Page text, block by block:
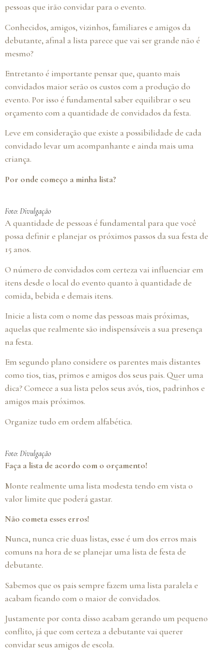
pessoas que irão convidar para o evento.
Conhecidos, amigos, vizinhos, familiares e amigos da
debutante, afinal a lista parece que vai ser grande não é
mesmo?
Entretanto é importante pensar que, quanto mais
convidados maior serão os custos com a produção do
evento. Por isso é fundamental saber equilibrar o seu
orçamento com a quantidade de convidados da festa.
Leve em consideração que existe a possibilidade de cada
convidado levar um acompanhante e ainda mais uma
criança.
Por onde começo a minha lista?
Foto: Divulgação
A quantidade de pessoas é fundamental para que você
possa definir e planejar os próximos passos da sua festa de
15 anos.
O número de convidados com certeza vai influenciar em
itens desde o local do evento quanto à quantidade de
comida, bebida e demais itens.
Inicie a lista com o nome das pessoas mais próximas,
aquelas que realmente são indispensáveis a sua presença
na festa.
Em segundo plano considere os parentes mais distantes
como tios, tias, primos e amigos dos seus pais. Quer uma
dica? Comece a sua lista pelos seus avós, tios, padrinhos e
amigos mais próximos.
Organize tudo em ordem alfabética.
Foto: Divulgação
Faça a lista de acordo com o orçamento!
Monte realmente uma lista modesta tendo em vista o
valor limite que poderá gastar.
Não cometa esses erros!
Nunca, nunca crie duas listas, esse é um dos erros mais
comuns na hora de se planejar uma lista de festa de
debutante.
Sabemos que os pais sempre fazem uma lista paralela e
acabam ficando com o maior de convidados.
Justamente por conta disso acabam gerando um pequeno
conflito, já que com certeza a debutante vai querer
convidar seus amigos de escola.